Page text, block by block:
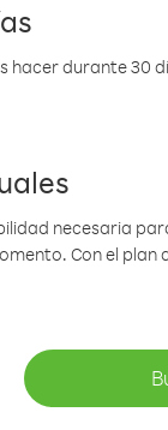
hacer durante
necesaria
Con el